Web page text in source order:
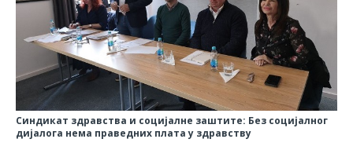
Синдикат здравства и социјалне заштите: Без социјалног
дијалога нема праведних плата у здравству